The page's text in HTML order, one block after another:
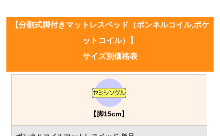
【分割式脚付きマットレスベッド（ボンネルコイル,ポケ
ットコイル）】
サイズ別価格表
【脚15cm】